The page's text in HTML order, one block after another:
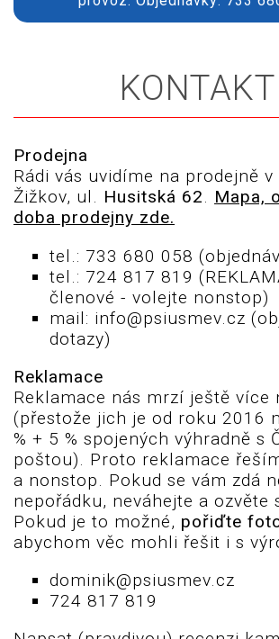
KONTAKT
Prodejna
Rádi vás uvidíme na prodejně v
Žižkov, ul. Husitská 62. Mapa,
doba prodejny zde.
tel.: 733 680 058
tel.: 724 817 819
členové - volejte nonstop)
mail: info@psiusmev.cz
dotazy)
Reklamace
Reklamace nás mrzí ještě více
(přestože jich je od roku 2016
% + 5 % spojených výhradně s
poštou). Proto reklamace
a nonstop. Pokud se vám zdá
nepořádku, neváhejte a ozvěte
Pokud je to možné, pořiďte
abychom věc mohli řešit i s
dominik@psiusmev.cz
724 817 819